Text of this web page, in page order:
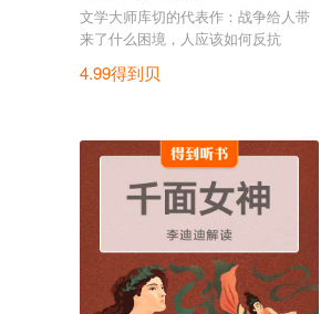
文学大师库切的代表作：战争给人带
来了什么困境，人应该如何反抗
4.99得到贝